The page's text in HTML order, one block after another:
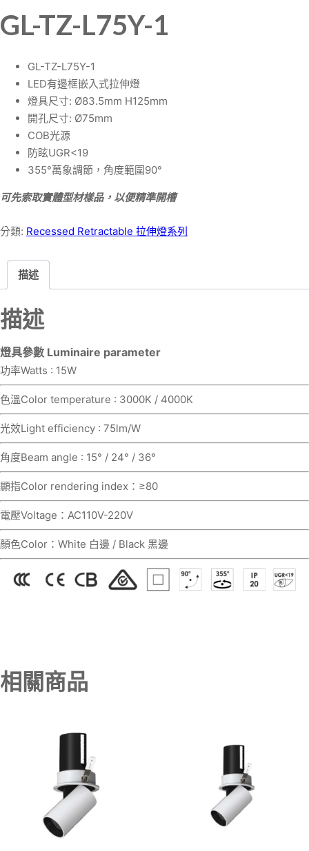
GL-TZ-L75Y-1
GL-TZ-L75Y-1
LED有邊框嵌入式拉伸燈
燈具尺寸: Ø83.5mm H125mm
開孔尺寸: Ø75mm
COB光源
防眩UGR<19
355°萬象調節，角度範圍90°
可先索取實體型材樣品，以便精準開槽
分類: Recessed Retractable 拉伸燈系列
描述
描述
燈具參數 Luminaire parameter
功率Watts : 15W
色溫Color temperature : 3000K / 4000K
光效Light efficiency : 75lm/W
角度Beam angle : 15° / 24° / 36°
顯指Color rendering index：≥80
電壓Voltage：AC110V-220V
顏色Color：White 白邊 / Black 黑邊
相關商品